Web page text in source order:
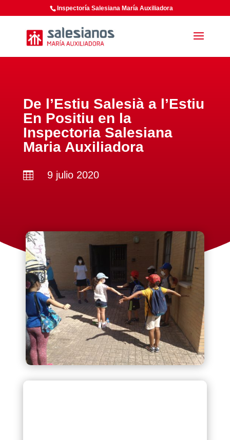
Inspectoría Salesiana María Auxiliadora
De l’Estiu Salesià a l’Estiu
En Positiu en la
Inspectoria Salesiana
Maria Auxiliadora
 9 julio 2020